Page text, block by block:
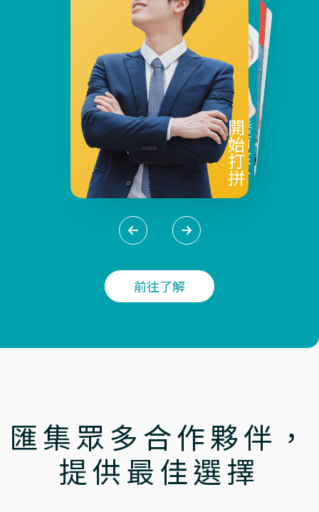
開始打拼
養育孩子
家庭支柱
退休生活
前往了解
匯集眾多合作夥伴，
提供最佳選擇